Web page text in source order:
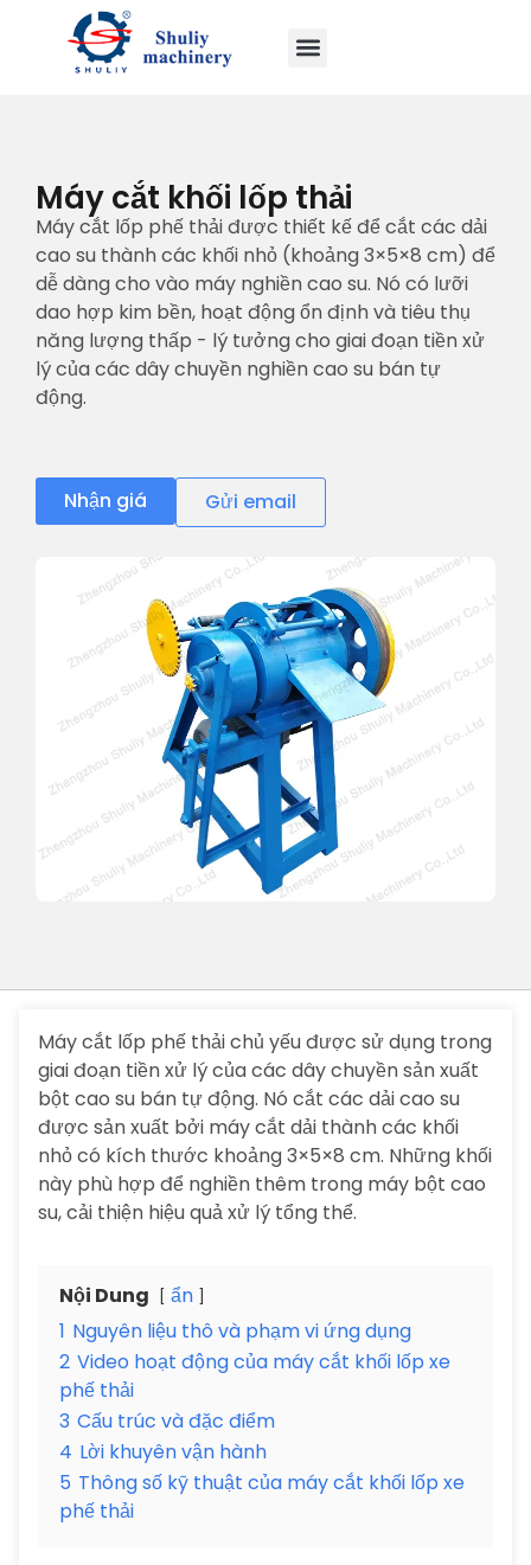
Máy cắt khối lốp thải
Máy cắt lốp phế thải được thiết kế để cắt các dải
cao su thành các khối nhỏ (khoảng 3×5×8 cm) để
dễ dàng cho vào máy nghiền cao su. Nó có lưỡi
dao hợp kim bền, hoạt động ổn định và tiêu thụ
năng lượng thấp - lý tưởng cho giai đoạn tiền xử
lý của các dây chuyền nghiền cao su bán tự
động.
Nhận giá Gửi email
Máy cắt lốp phế thải chủ yếu được sử dụng trong
giai đoạn tiền xử lý của các dây chuyền sản xuất
bột cao su bán tự động. Nó cắt các dải cao su
được sản xuất bởi máy cắt dải thành các khối
nhỏ có kích thước khoảng 3×5×8 cm. Những khối
này phù hợp để nghiền thêm trong máy bột cao
su, cải thiện hiệu quả xử lý tổng thể.
Nội Dung
ẩn
1 Nguyên liệu thô và phạm vi ứng dụng
2 Video hoạt động của máy cắt khối lốp xe
phế thải
3 Cấu trúc và đặc điểm
4 Lời khuyên vận hành
5 Thông số kỹ thuật của máy cắt khối lốp xe
phế thải